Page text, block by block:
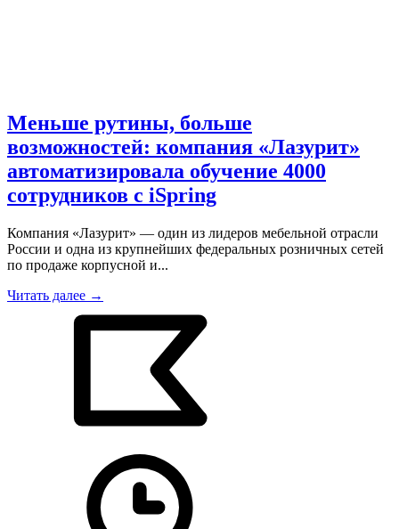
Меньше рутины, больше
возможностей: компания «Лазурит»
автоматизировала обучение 4000
сотрудников с iSpring
Компания «Лазурит» — один из лидеров мебельной отрасли
России и одна из крупнейших федеральных розничных сетей
по продаже корпусной и...
Читать далее →